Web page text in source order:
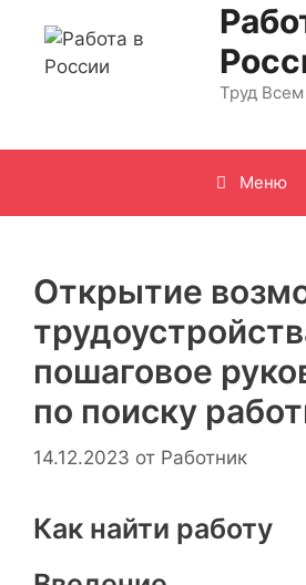
Труд Всем
Меню
Открытие
пошаговое
по поиску
14.12.2023 от Работник
Как найти работу